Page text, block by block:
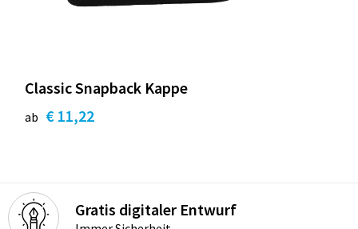
Classic Snapback Kappe
ab € 11,22
Gratis digitaler Entwurf